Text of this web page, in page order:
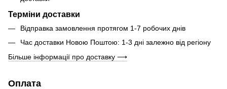
Терміни доставки
Відправка замовлення протягом 1-7 робочих днів
Час доставки Новою Поштою: 1-3 дні залежно від регіону
Більше інформації про доставку ⟶
Оплата